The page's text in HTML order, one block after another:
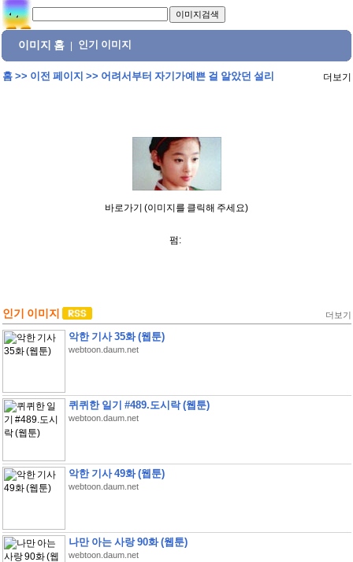
이미지 홈 인기 이미지
홈>> 이전 페이지 >> 어려서부터 자기가예쁜 걸 알았던 설리 더보기
바로가기 (이미지를 클릭해 주세요)
펌:
인기 이미지 더보기
악한 기사 35화 (웹툰)
webtoon.daum.net
퀴퀴한 일기 #489.도시락 (웹툰)
webtoon.daum.net
악한 기사 49화 (웹툰)
webtoon.daum.net
나만 아는 사랑 90화 (웹툰)
webtoon.daum.net